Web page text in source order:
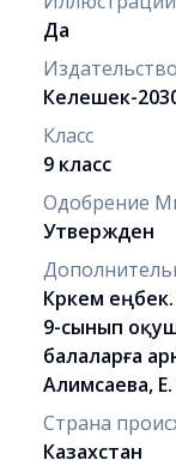
Да
Издательство
Келешек-
Класс
9 класс
Одобрение
Утвержден
Көркем
9-сынып
балаларға
Алимсаева,
Страна
Казахстан